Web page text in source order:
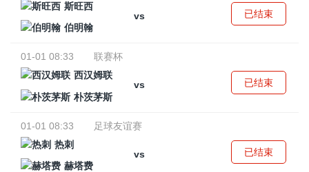
斯旺西
vs
伯明翰
已结束
01-01 08:33
联赛杯
西汉姆联
vs
朴茨茅斯
已结束
01-01 08:33
足球友谊赛
热刺
vs
赫塔费
已结束